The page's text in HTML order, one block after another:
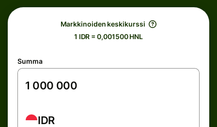
Markkinoiden keskikurssi
1 IDR = 0,001500 HNL
Summa
IDR